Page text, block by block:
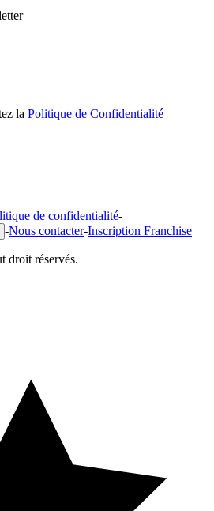
la Politique de Confidentialité
de confidentialité-
-Nous contacter-Inscription Franchise
droit réservés.